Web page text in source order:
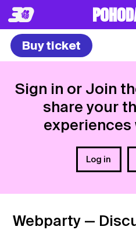
Buy ticket
Sign in or Join
share your
experiences
Log in
Webparty —